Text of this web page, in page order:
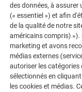
des données, à assurer
(« essentiel ») et afin
de la qualité de notre
américains compris)
marketing et avons
médias externes
autoriser les catégories
sélectionnés en
les cookies et médias.